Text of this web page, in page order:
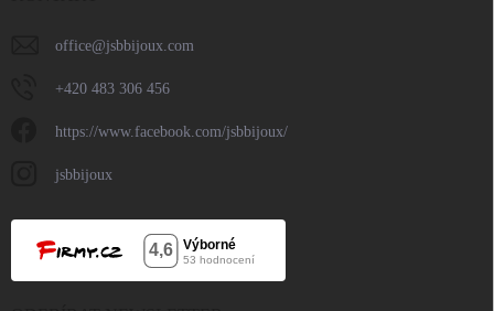
office@jsbbijoux.com
+420 483 306 456
https://www.facebook.com/jsbbijoux/
jsbbijoux